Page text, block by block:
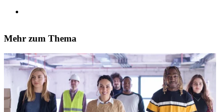
Mehr zum Thema